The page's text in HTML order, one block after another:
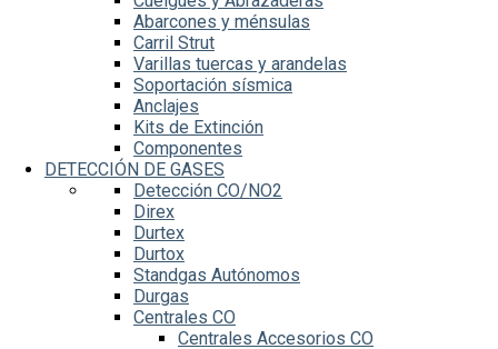
Abarcones y ménsulas
Carril Strut
Varillas tuercas y arandelas
Soportación sísmica
Anclajes
Kits de Extinción
Componentes
DETECCIÓN DE GASES
Detección CO/NO2
Direx
Durtex
Durtox
Standgas Autónomos
Durgas
Centrales CO
Centrales Accesorios CO